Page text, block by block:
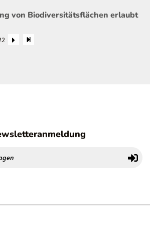
von Biodiversitätsflächen erlaubt